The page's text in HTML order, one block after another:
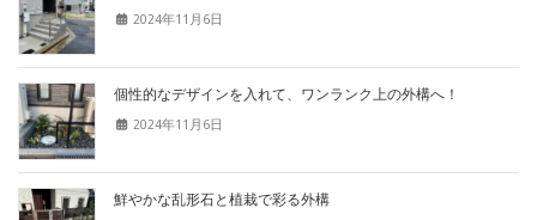
2024年11月6日
個性的なデザインを入れて、ワンランク上の外構へ！
2024年11月6日
鮮やかな乱形石と植栽で彩る外構